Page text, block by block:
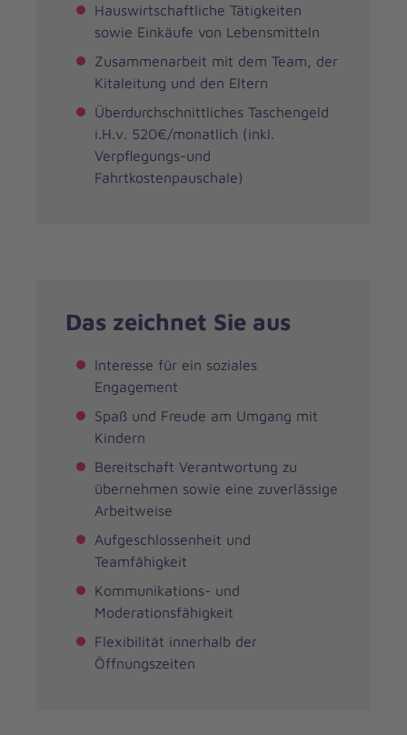
Hauswirtschaftliche Tätigkeiten
sowie Einkäufe von Lebensmitteln
Zusammenarbeit mit dem Team, der
Kitaleitung und den Eltern
Überdurchschnittliches Taschengeld
i.H.v. 520€/monatlich (inkl.
Verpflegungs-und
Fahrtkostenpauschale)
Das zeichnet Sie aus
Interesse für ein soziales
Engagement
Spaß und Freude am Umgang mit
Kindern
Bereitschaft Verantwortung zu
übernehmen sowie eine zuverlässige
Arbeitweise
Aufgeschlossenheit und
Teamfähigkeit
Kommunikations- und
Moderationsfähigkeit
Flexibilität innerhalb der
Öffnungszeiten